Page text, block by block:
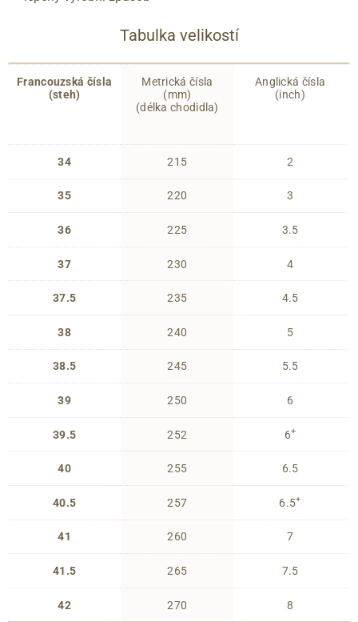
Tabulka velikostí
Francouzská čísla
(steh)
34
35
36
37
37.5
38
38.5
39
39.5
40
40.5
41
41.5
42
Metrická čísla
(mm)
(délka chodidla)
215
220
225
230
235
240
245
250
252
255
257
260
265
270
Anglická čísla
(inch)
2
3
3.5
4
4.5
5
5.5
6
6+
6.5
6.5+
7
7.5
8